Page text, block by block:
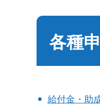
各種
給付金・助